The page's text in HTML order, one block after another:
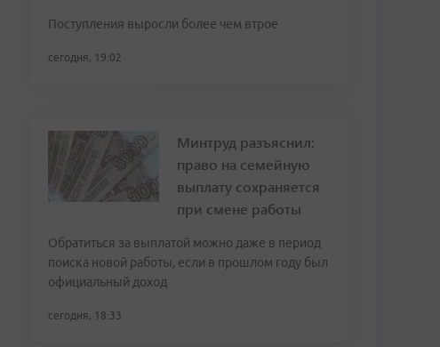
Поступления выросли более чем втрое
сегодня, 19:02
Минтруд разъяснил:
право на семейную
выплату сохраняется
при смене работы
Обратиться за выплатой можно даже в период
поиска новой работы, если в прошлом году был
официальный доход
сегодня, 18:33